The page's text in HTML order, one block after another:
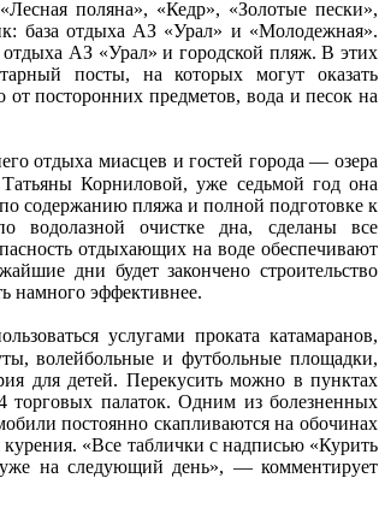
поляна», «Кедр», «Золотые пески»,
база отдыха АЗ «Урал» и «Молодежная».
АЗ «Урал» и городской пляж. В этих
посты, на которых могут оказать
посторонних предметов, вода и песок на
отдыха миасцев и гостей города — озера
Корниловой, уже седьмой год она
по содержанию пляжа и полной подготовке к
водолазной очистке дна, сделаны все
отдыхающих на воде обеспечивают
дни будет закончено строительство
намного эффективнее.
услугами проката катамаранов,
волейбольные и футбольные площадки,
для детей. Перекусить можно в пунктах
торговых палаток. Одним из болезненных
постоянно скапливаются на обочинах
«Все таблички с надписью «Курить
на следующий день», — комментирует